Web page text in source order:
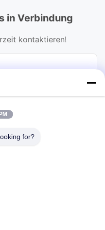
in Verbindung
kontaktieren!
for?